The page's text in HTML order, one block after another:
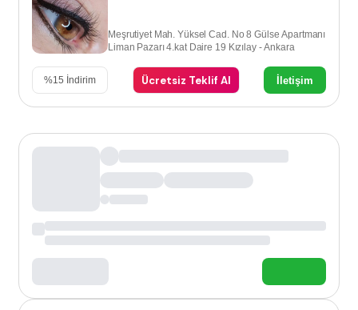
Meşrutiyet Mah. Yüksel Cad. No 8 Gülse Apartmanı
Liman Pazarı 4.kat Daire 19 Kızılay - Ankara
%15 İndirim Ücretsiz Teklif Al İletişim